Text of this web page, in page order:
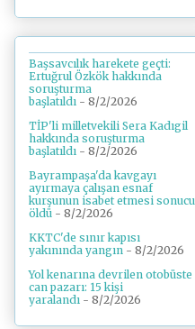
Başsavcılık harekete geçti:
Ertuğrul Özkök hakkında
soruşturma
başlatıldı - 8/2/2026
TİP'li milletvekili Sera Kadıgil
hakkında soruşturma
başlatıldı - 8/2/2026
Bayrampaşa'da kavgayı
ayırmaya çalışan esnaf
kurşunun isabet etmesi sonucu
öldü - 8/2/2026
KKTC'de sınır kapısı
yakınında yangın - 8/2/2026
Yol kenarına devrilen otobüste
can pazarı: 15 kişi
yaralandı - 8/2/2026